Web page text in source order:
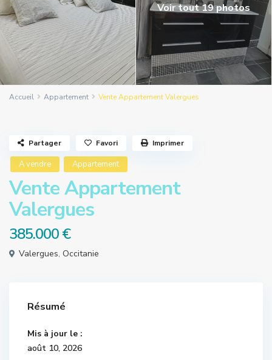
Voir tout 19 photos
Accueil Appartement Vente Appartement Valergues
A vendre Appartement
Vente Appartement
Valergues
385.000 €
Valergues, Occitanie
Partager Favori Imprimer
Résumé
Mis à jour le :
août 10, 2026